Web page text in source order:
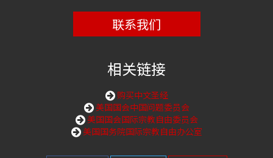
联系我们
相关链接
购买中文圣经
美国国会中国问题委员会
美国国会国际宗教自由委员会
美国国务院国际宗教自由办公室